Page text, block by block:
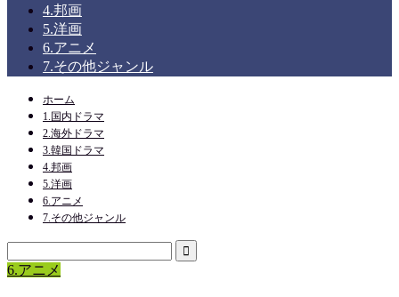
4.邦画
5.洋画
6.アニメ
7.その他ジャンル
ホーム
1.国内ドラマ
2.海外ドラマ
3.韓国ドラマ
4.邦画
5.洋画
6.アニメ
7.その他ジャンル
6.アニメ